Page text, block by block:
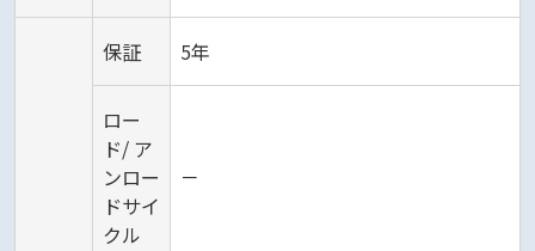
保証 5年
ロー
ド/ ア
ンロー
ドサイ
クル
－